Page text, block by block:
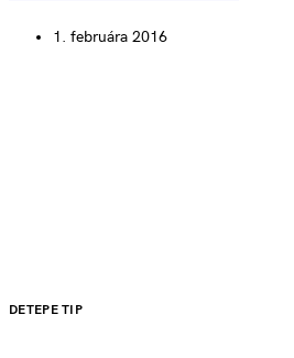
1. februára 2016
DETEPE TIP